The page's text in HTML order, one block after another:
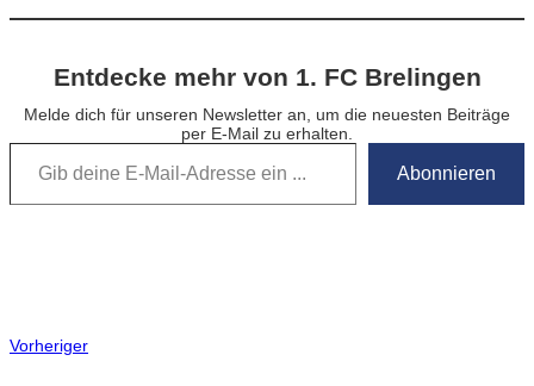
Entdecke mehr von 1. FC Brelingen
Melde dich für unseren Newsletter an, um die neuesten Beiträge
per E-Mail zu erhalten.
Gib deine E-Mail-Adresse ein …
Abonnieren
Vorheriger